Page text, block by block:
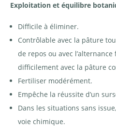
Exploitation et équilibre
Difficile à éliminer.
Contrôlable avec la pâture
de repos ou avec
difficilement avec la pâture
Fertiliser modérément.
Empêche la réussite d’un
Dans les situations sans
voie chimique.